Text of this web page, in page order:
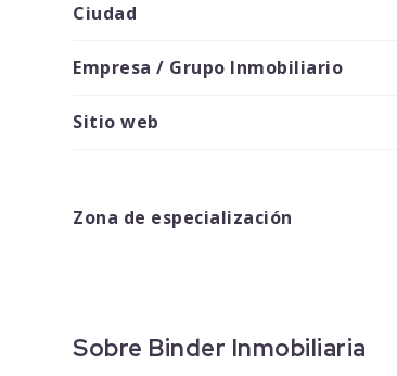
Ciudad
Empresa / Grupo Inmobiliario
Sitio web
Zona de especialización
Sobre Binder Inmobiliaria